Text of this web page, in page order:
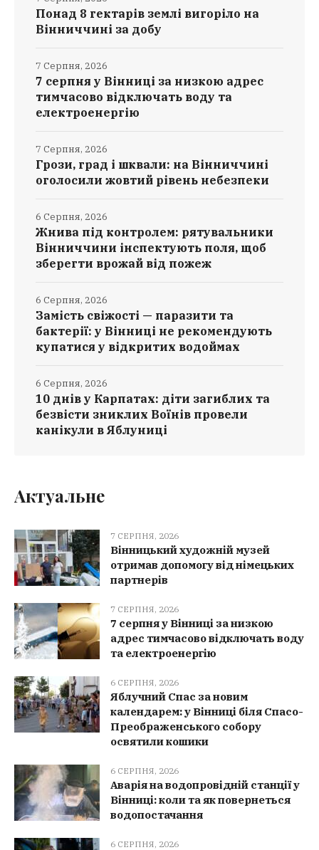
Понад 8 гектарів землі вигоріло на
Вінниччині за добу
7 серпня у Вінниці за низкою адрес
тимчасово відключать воду та
електроенергію
7 Серпня, 2026
Грози, град і шквали: на Вінниччині
оголосили жовтий рівень небезпеки
7 Серпня, 2026
Жнива під контролем: рятувальники
Вінниччини інспектують поля, щоб
зберегти врожай від пожеж
6 Серпня, 2026
Замість свіжості — паразити та
бактерії: у Вінниці не рекомендують
купатися у відкритих водоймах
6 Серпня, 2026
10 днів у Карпатах: діти загиблих та
безвісти зниклих Воїнів провели
канікули в Яблуниці
6 Серпня, 2026
Актуальне
7 СЕРПНЯ, 2026
Вінницький художній музей
отримав допомогу від німецьких
партнерів
7 СЕРПНЯ, 2026
7 серпня у Вінниці за низкою
адрес тимчасово відключать воду
та електроенергію
6 СЕРПНЯ, 2026
Яблучний Спас за новим
календарем: у Вінниці біля Спасо-
Преображенського собору
освятили кошики
6 СЕРПНЯ, 2026
Аварія на водопровідній станції у
Вінниці: коли та як повернеться
водопостачання
6 СЕРПНЯ, 2026